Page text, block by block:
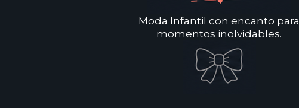
Moda Infantil con encanto para
momentos inolvidables.